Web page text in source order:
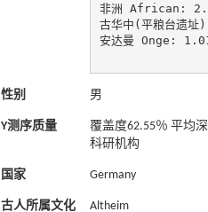
非洲 African:
古华中(平粮台
安达曼 Onge:
性别 男
Y测序质量
覆盖度62.55％ 平均
科研机构
国家 Germany
古人所属文化 Altheim